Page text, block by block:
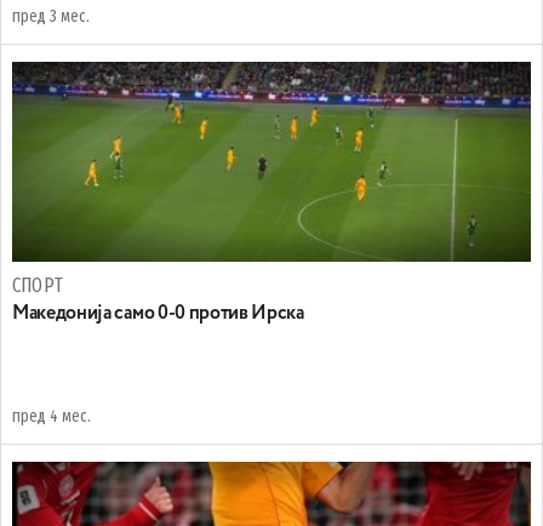
пред 3 мес.
СПОРТ
Македонија само 0-0 против Ирска
пред 4 мес.